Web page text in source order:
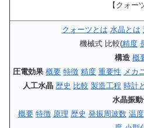
【クォー
クォーツとは 水晶とは
機械式 比較(精度
構造 概
圧電効果 概要 特徴 精度 重要性 メカ
人工水晶 歴史 比較 製造工程 時計
水晶振動
概要 特徴 原理 歴史 発振周波数 温